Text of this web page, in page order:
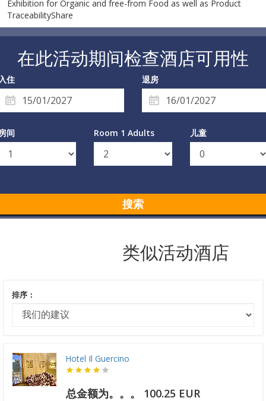
Exhibition for Organic and free-from Food as well as Product
TraceabilityShare
在此活动期间检查酒店可用性
住 退房
间 Room 1 Adults 儿童
搜索
类似活动酒店
排序：
Hotel Il Guercino
总金额为。。。 100.25 EUR